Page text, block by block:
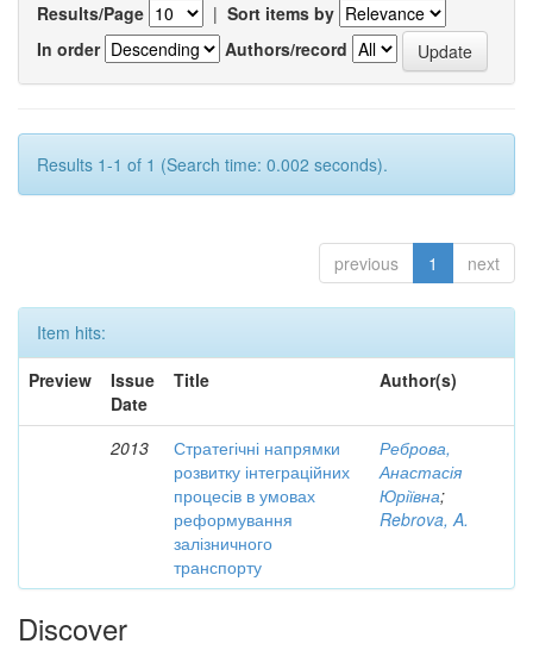
Results/Page | Sort items by
In order
Authors/record
Results 1-1 of 1 (Search time: 0.002 seconds).
previous 1 next
Item hits:
Preview
Issue
Date
Title Author(s)
2013
Стратегічні напрямки
розвитку інтеграційних
процесів в умовах
реформування
залізничного
транспорту
Реброва,
Анастасія
Юріївна;
Rebrova, A.
Discover